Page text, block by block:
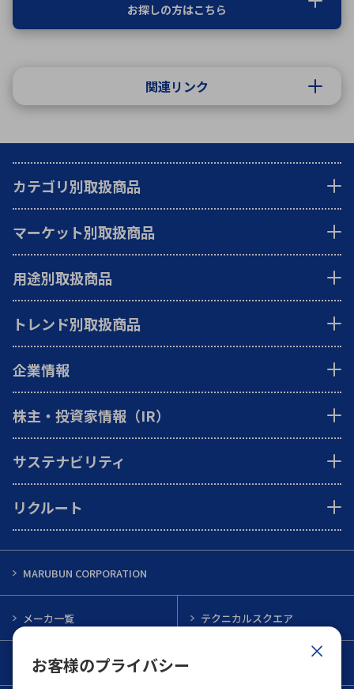
お客様のプライバシー
お探しの方はこちら
関連リンク
カテゴリ別取扱商品
マーケット別取扱商品
用途別取扱商品
トレンド別取扱商品
企業情報
株主・投資家情報（IR）
サステナビリティ
リクルート
MARUBUN CORPORATION
メーカ一覧 テクニカルスクエア
インフォメーション